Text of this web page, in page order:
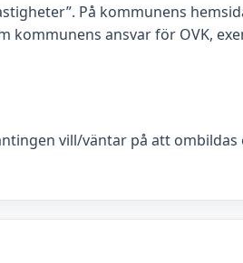
På kommunens
ansvar för OVK,
vill/väntar på att